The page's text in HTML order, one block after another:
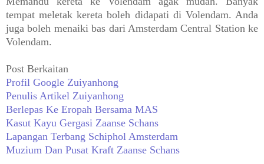
tempat meletak kereta boleh didapati di Volendam. Anda
juga boleh menaiki bas dari Amsterdam Central Station ke
Volendam.
Post Berkaitan
Profil Google Zuiyanhong
Penulis Artikel Zuiyanhong
Berlepas Ke Eropah Bersama MAS
Kasut Kayu Gergasi Zaanse Schans
Lapangan Terbang Schiphol Amsterdam
Muzium Dan Pusat Kraft Zaanse Schans